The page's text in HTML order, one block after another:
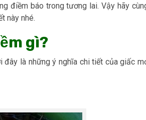
điềm báo trong tương lai. Vậy hãy
này nhé.
gì?
đây là những ý nghĩa chi tiết của giấc